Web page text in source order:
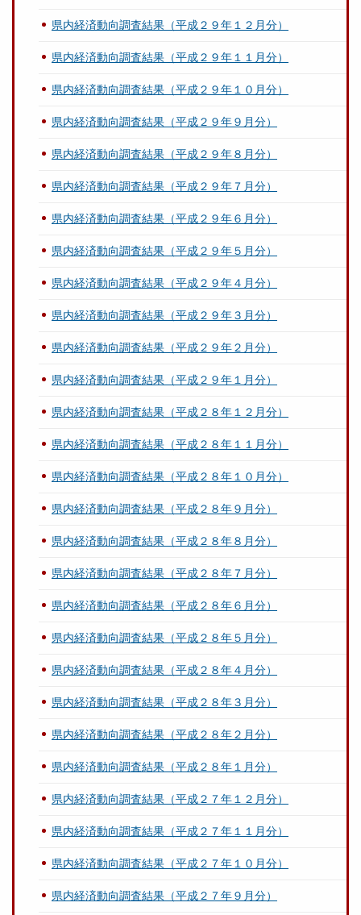
県内経済動向調査結果（平成２９年１２月分）
県内経済動向調査結果（平成２９年１１月分）
県内経済動向調査結果（平成２９年１０月分）
県内経済動向調査結果（平成２９年９月分）
県内経済動向調査結果（平成２９年８月分）
県内経済動向調査結果（平成２９年７月分）
県内経済動向調査結果（平成２９年６月分）
県内経済動向調査結果（平成２９年５月分）
県内経済動向調査結果（平成２９年４月分）
県内経済動向調査結果（平成２９年３月分）
県内経済動向調査結果（平成２９年２月分）
県内経済動向調査結果（平成２９年１月分）
県内経済動向調査結果（平成２８年１２月分）
県内経済動向調査結果（平成２８年１１月分）
県内経済動向調査結果（平成２８年１０月分）
県内経済動向調査結果（平成２８年９月分）
県内経済動向調査結果（平成２８年８月分）
県内経済動向調査結果（平成２８年７月分）
県内経済動向調査結果（平成２８年６月分）
県内経済動向調査結果（平成２８年５月分）
県内経済動向調査結果（平成２８年４月分）
県内経済動向調査結果（平成２８年３月分）
県内経済動向調査結果（平成２８年２月分）
県内経済動向調査結果（平成２８年１月分）
県内経済動向調査結果（平成２７年１２月分）
県内経済動向調査結果（平成２７年１１月分）
県内経済動向調査結果（平成２７年１０月分）
県内経済動向調査結果（平成２７年９月分）